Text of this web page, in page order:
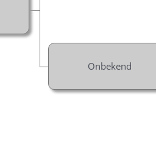
Onbekend